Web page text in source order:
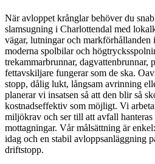
När avloppet krånglar behöver du
slamsugning i Charlottendal med
vägar, lutningar och
moderna spolbilar och
trekammarbrunnar, dagvattenbrunnar,
fettavskiljare fungerar som de ska.
stopp, dålig lukt, långsam avrinning
planerar vi insatsen så att den blir så
kostnadseffektiv som möjligt. Vi
miljökrav och ser till att avfall hanteras
mottagningar. Vår målsättning är
idag och en stabil avloppsanläggning
driftstopp.